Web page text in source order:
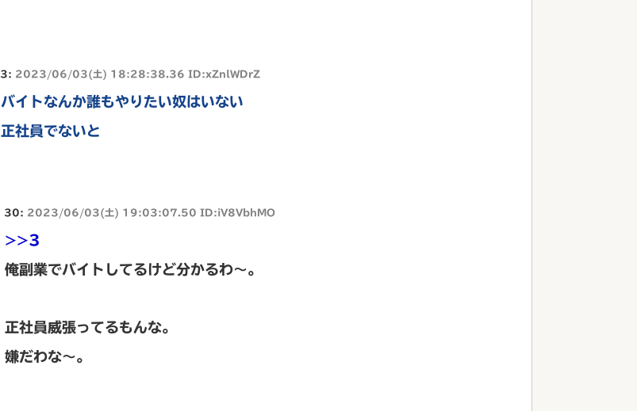
3: 2023/06/03(土) 18:28:38.36 ID:xZnlWDrZ
バイトなんか誰もやりたい奴はいない
正社員でないと
30: 2023/06/03(土) 19:03:07.50 ID:iV8VbhMO
>>3
俺副業でバイトしてるけど分かるわ～。
正社員威張ってるもんな。
嫌だわな～。